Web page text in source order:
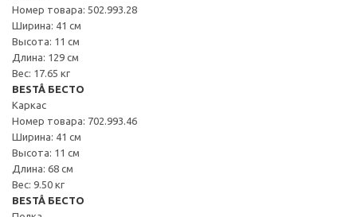
Номер товара: 502.993.28
Ширина: 41 см
Высота: 11 см
Длина: 129 см
Вес: 17.65 кг
BESTÅ БЕСТО
Каркас
Номер товара: 702.993.46
Ширина: 41 см
Высота: 11 см
Длина: 68 см
Вес: 9.50 кг
BESTÅ БЕСТО